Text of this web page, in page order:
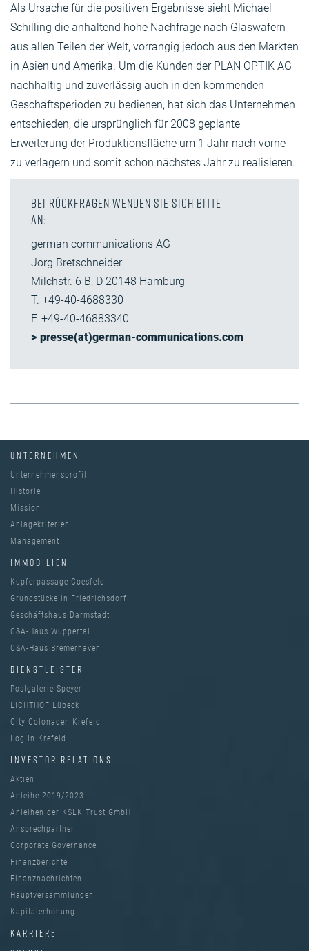
Als Ursache für die positiven Ergebnisse sieht Michael
Schilling die anhaltend hohe Nachfrage nach Glaswafern
aus allen Teilen der Welt, vorrangig jedoch aus den Märkten
in Asien und Amerika. Um die Kunden der PLAN OPTIK AG
nachhaltig und zuverlässig auch in den kommenden
Geschäftsperioden zu bedienen, hat sich das Unternehmen
entschieden, die ursprünglich für 2008 geplante
Erweiterung der Produktionsfläche um 1 Jahr nach vorne
zu verlagern und somit schon nächstes Jahr zu realisieren.
Bei Rückfragen wenden Sie sich bitte
an:
german communications AG
Jörg Bretschneider
Milchstr. 6 B, D 20148 Hamburg
T. +49-40-4688330
F. +49-40-46883340
presse(at)german-communications.com
UNTERNEHMEN
Unternehmensprofil
Historie
Mission
Anlagekriterien
Management
IMMOBILIEN
Kupferpassage Coesfeld
Grundstücke in Friedrichsdorf
Geschäftshaus Darmstadt
C&A-Haus Wuppertal
C&A-Haus Bremerhaven
DIENSTLEISTER
Postgalerie Speyer
LICHTHOF Lübeck
City Colonaden Krefeld
Log In Krefeld
INVESTOR RELATIONS
Aktien
Anleihe 2019/2023
Anleihen der KSLK Trust GmbH
Ansprechpartner
Corporate Governance
Finanzberichte
Finanznachrichten
Hauptversammlungen
Kapitalerhöhung
KARRIERE